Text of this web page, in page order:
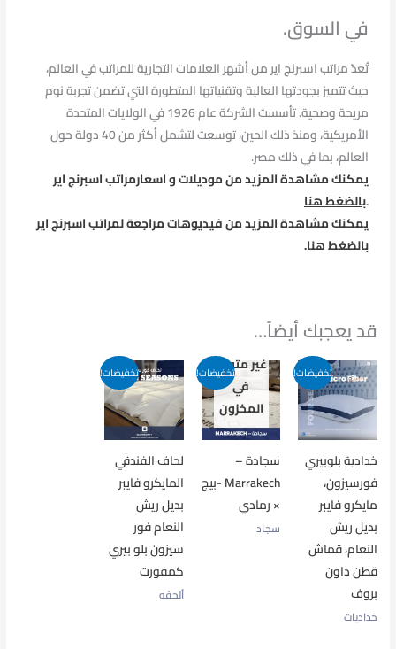
في السوق.
تُعدّ مراتب اسبرنج اير من أشهر العلامات التجارية للمراتب في العالم،
حيث تتميز بجودتها العالية وتقنياتها المتطورة التي تضمن تجربة نوم
مريحة وصحية. تأسست الشركة عام 1926 في الولايات المتحدة
الأمريكية، ومنذ ذلك الحين، توسعت لتشمل أكثر من 40 دولة حول
العالم، بما في ذلك مصر.
يمكنك مشاهدة المزيد من موديلات و اسعارمراتب اسبرنج اير
بالضغط هنا
يمكنك مشاهدة المزيد من فيديوهات مراجعة لمراتب اسبرنج اير
بالضغط هنا.
قد يعجبك أيضاً…
تخفيضات!
خدادية بلوبيري
فورسيزون،
مايكرو فايبر
بديل ريش
النعام، قماش
قطن داون
بروف
خداديات
تخفيضات!غير متوفر
في
المخزون
سجادة –
Marrakech -بيج
× رمادي
سجاد
تخفيضات!
لحاف الفندقي
المايكرو فايبر
بديل ريش
النعام فور
سيزون بلو بيري
كمفورت
ألحفه